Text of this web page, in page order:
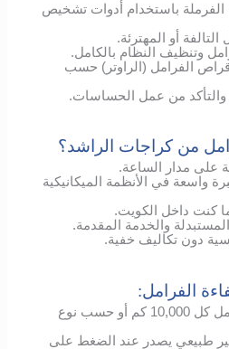
باستخدام أدوات تشخيص
أو المهترئة.
وتنظيف النظام بالكامل.
الفرامل (الراوتر) حسب
والتأكد من عمل الحساسات.
من كراجات الراشد؟
على مدار الساعة.
واسعة في الأنظمة الميكانيكية
كنت داخل الكويت.
والخدمة المقدمة.
دون تكاليف خفية.
الفرامل:
افحص وسائد الفرامل كل 10,000 كم أو حسب نوع
طبيعي يصدر عند الضغط على